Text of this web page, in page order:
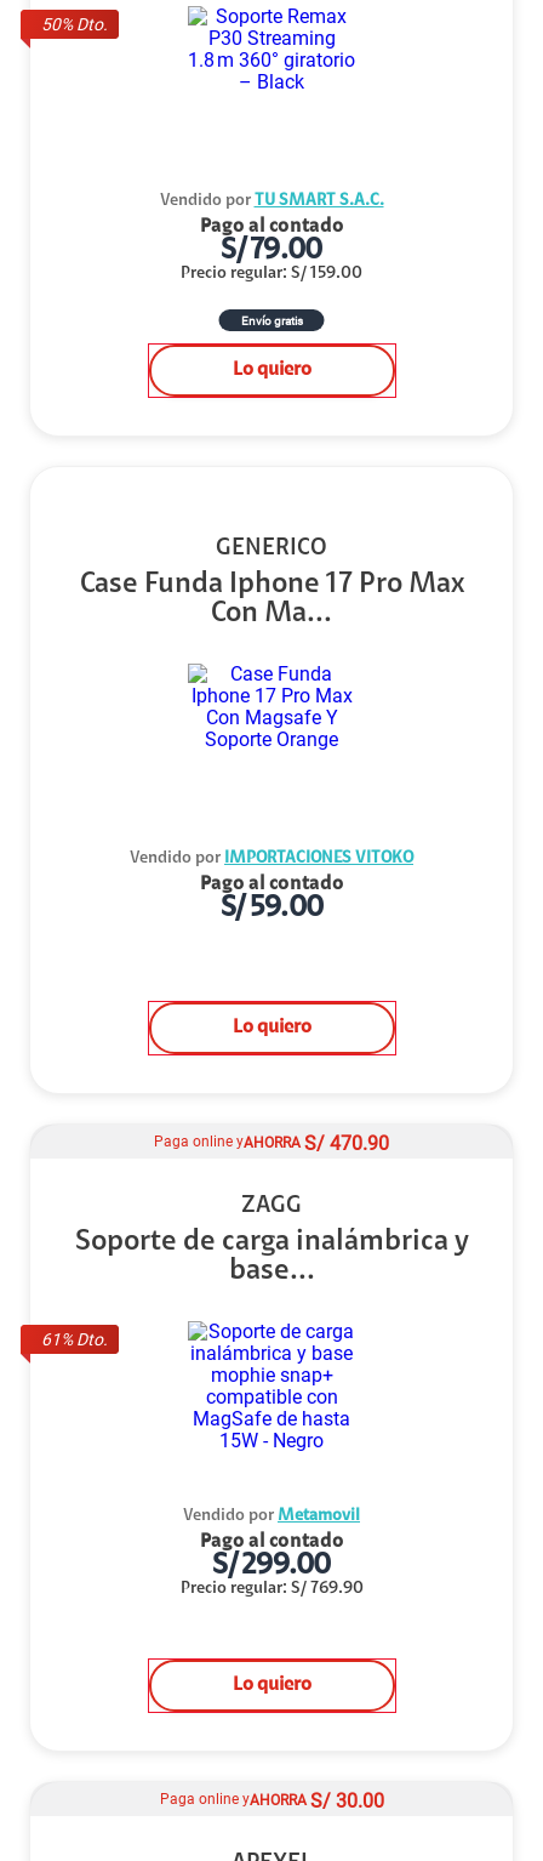
50% Dto.
Vendido por TU SMART S.A.C.
Pago al contado
S/79.00
Precio regular: S/ 159.00
Envío gratis
Lo quiero
GENERICO
Case Funda Iphone 17 Pro Max
Con Ma...
Vendido por IMPORTACIONES VITOKO
Pago al contado
S/59.00
Lo quiero
61% Dto.
Paga online yAHORRA S/ 470.90
ZAGG
Soporte de carga inalámbrica y
base...
Vendido por Metamovil
Pago al contado
S/299.00
Precio regular: S/ 769.90
Lo quiero
Paga online yAHORRA S/ 30.00